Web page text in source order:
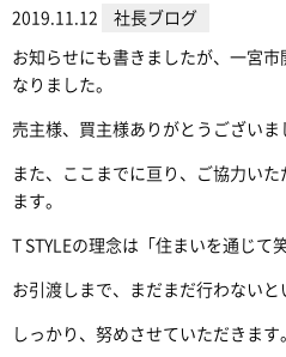
2019.11.12 社長ブログ
お知らせにも書きましたが、一宮
なりました。
売主様、買主様ありがとうございま
また、ここまでに亘り、ご協力い
ます。
T STYLEの理念は「住まいを通じて
お引渡しまで、まだまだ行わないと
しっかり、努めさせていただきます